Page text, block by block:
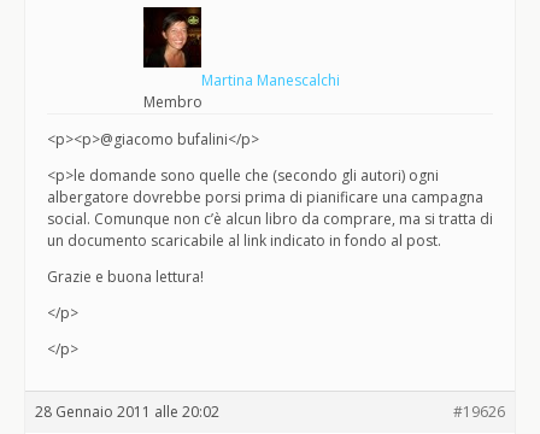
Martina Manescalchi
Membro
<p><p>@giacomo bufalini</p>
<p>le domande sono quelle che (secondo gli autori) ogni
albergatore dovrebbe porsi prima di pianificare una campagna
social. Comunque non c’è alcun libro da comprare, ma si tratta di
un documento scaricabile al link indicato in fondo al post.
Grazie e buona lettura!
</p>
</p>
28 Gennaio 2011 alle 20:02 #19626